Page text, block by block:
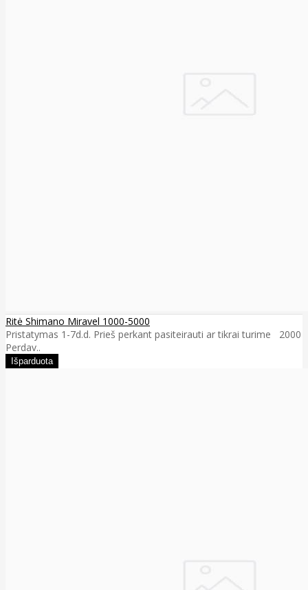
Ritė Shimano Miravel 1000-5000
Pristatymas 1-7d.d. Prieš perkant pasiteirauti ar tikrai turime 2000
Perdav..